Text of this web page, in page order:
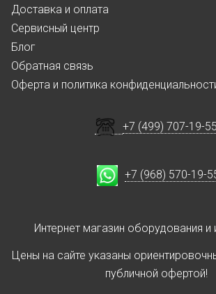
Доставка и оплата
Сервисный центр
Блог
Обратная связь
Оферта и политика
+7 (499) 707-19-55
+7 (968) 570-19-
Интернет магазин оборудования и
Цены на сайте указаны
публичной офертой!